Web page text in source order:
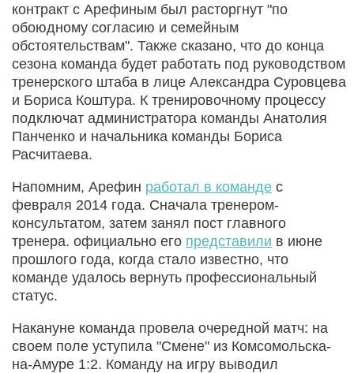
контракт с Арефиным был расторгнут "по
обоюдному согласию и семейным
обстоятельствам". Также сказано, что до конца
сезона команда будет работать под руководством
тренерского штаба в лице Александра Суровцева
и Бориса Коштура. К тренировочному процессу
подключат администратора команды Анатолия
Панченко и начальника команды Бориса
Расчитаева.
Напомним, Арефин работал в команде с
февраля 2014 года. Сначала тренером-
консультатом, затем занял пост главного
тренера. официально его представили в июне
прошлого года, когда стало известно, что
команде удалось вернуть профессиональный
статус.
Накануне команда провела очередной матч: на
своем поле уступила "Смене" из Комсомольска-
на-Амуре 1:2. Команду на игру выводил